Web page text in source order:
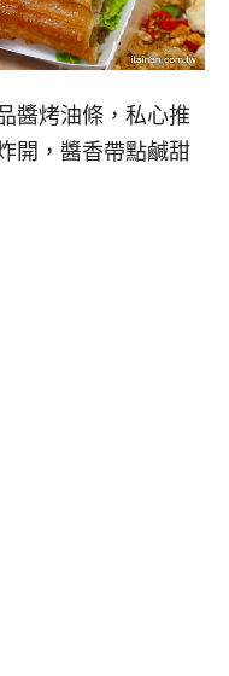
醬烤油條，私心推
開，醬香帶點鹹甜